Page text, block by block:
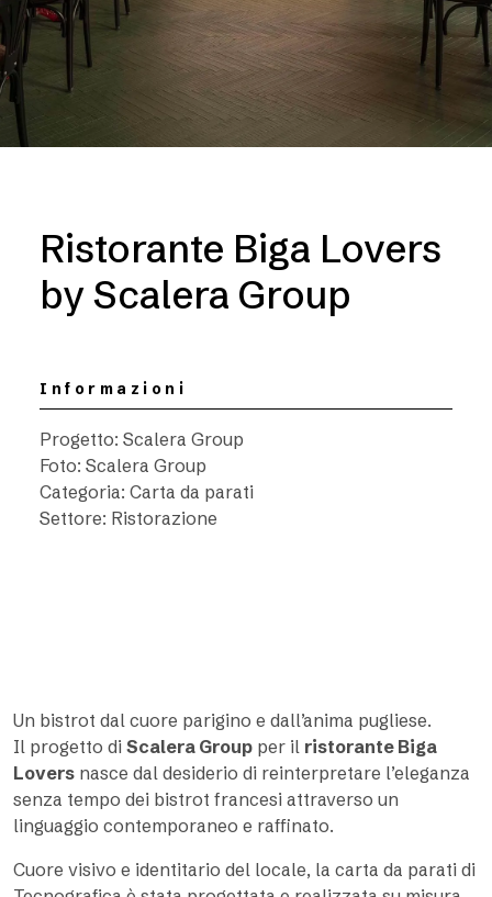
Ristorante Biga Lovers
by Scalera Group
Informazioni
Progetto: Scalera Group
Foto: Scalera Group
Categoria: Carta da parati
Settore: Ristorazione
Un bistrot dal cuore parigino e dall’anima pugliese.
Il progetto di Scalera Group per il ristorante Biga
Lovers nasce dal desiderio di reinterpretare l’eleganza
senza tempo dei bistrot francesi attraverso un
linguaggio contemporaneo e raffinato.
Cuore visivo e identitario del locale, la carta da parati di